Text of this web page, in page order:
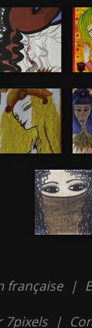
française |
7pixels |